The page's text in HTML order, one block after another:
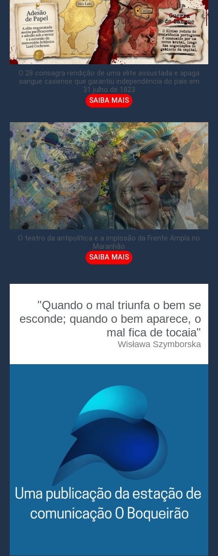
O 28 consagra rendição de uma elite assustada e apaga
sangue caxiense que garantiu independência do país em
31 julho de 1823
SAIBA MAIS
O teatro da antipolítica e a implosão da Frente Ampla no
Maranhão
SAIBA MAIS
"Quando o mal triunfa o bem se
esconde; quando o bem aparece, o
mal fica de tocaia"
Wisława Szymborska